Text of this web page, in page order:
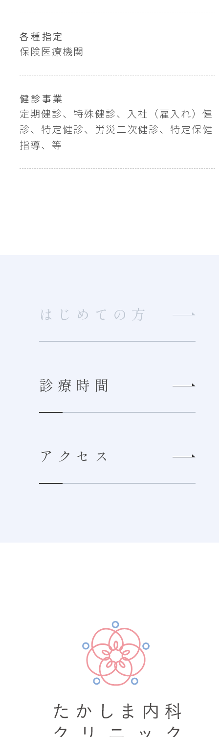
各種指定
保険医療機関
健診事業
定期健診、特殊健診、入社（雇入れ）健
診、特定健診、労災二次健診、特定保健
指導、等
はじめての方
診療時間
アクセス